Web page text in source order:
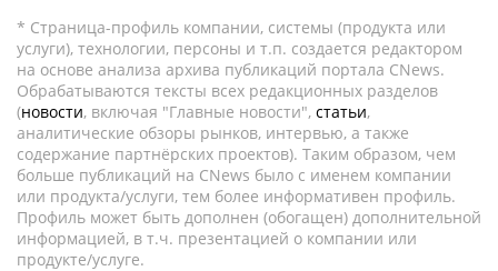
* Страница-профиль компании, системы (продукта или
услуги), технологии, персоны и т.п. создается редактором
на основе анализа архива публикаций портала CNews.
Обрабатываются тексты всех редакционных разделов
(новости, включая "Главные новости", статьи,
аналитические обзоры рынков, интервью, а также
содержание партнёрских проектов). Таким образом, чем
больше публикаций на CNews было с именем компании
или продукта/услуги, тем более информативен профиль.
Профиль может быть дополнен (обогащен) дополнительной
информацией, в т.ч. презентацией о компании или
продукте/услуге.